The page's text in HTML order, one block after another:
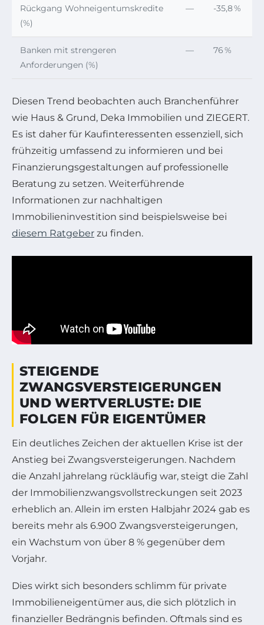
Rückgang Wohneigentumskredite
(%)
— -35,8 %
Banken mit strengeren
Anforderungen (%)
— 76 %
Diesen Trend beobachten auch Branchenführer
wie Haus & Grund, Deka Immobilien und ZIEGERT.
Es ist daher für Kaufinteressenten essenziell, sich
frühzeitig umfassend zu informieren und bei
Finanzierungsgestaltungen auf professionelle
Beratung zu setzen. Weiterführende
Informationen zur nachhaltigen
Immobilieninvestition sind beispielsweise bei
diesem Ratgeber zu finden.
STEIGENDE
ZWANGSVERSTEIGERUNGEN
UND WERTVERLUSTE: DIE
FOLGEN FÜR EIGENTÜMER
Ein deutliches Zeichen der aktuellen Krise ist der
Anstieg bei Zwangsversteigerungen. Nachdem
die Anzahl jahrelang rückläufig war, steigt die Zahl
der Immobilienzwangsvollstreckungen seit 2023
erheblich an. Allein im ersten Halbjahr 2024 gab es
bereits mehr als 6.900 Zwangsversteigerungen,
ein Wachstum von über 8 % gegenüber dem
Vorjahr.
Dies wirkt sich besonders schlimm für private
Immobilieneigentümer aus, die sich plötzlich in
finanzieller Bedrängnis befinden. Oftmals sind es